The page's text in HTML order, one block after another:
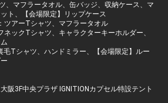
、マフラータオル、缶バッジ、収納ケース、マ
ト、【会場限定】リップケース
ツアーTシャツ、マフラータオル
ネックTシャツ、キャラクターキーホルダー、
毛Tシャツ、ハンドミラー、【会場限定】ルー
阪3F中央プラザ IGNITIONカプセル特設テント